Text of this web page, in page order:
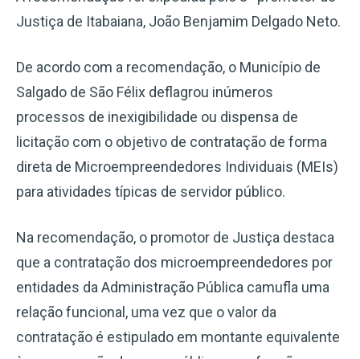
Justiça de Itabaiana, João Benjamim Delgado Neto.
De acordo com a recomendação, o Município de
Salgado de São Félix deflagrou inúmeros
processos de inexigibilidade ou dispensa de
licitação com o objetivo de contratação de forma
direta de Microempreendedores Individuais (MEIs)
para atividades típicas de servidor público.
Na recomendação, o promotor de Justiça destaca
que a contratação dos microempreendedores por
entidades da Administração Pública camufla uma
relação funcional, uma vez que o valor da
contratação é estipulado em montante equivalente